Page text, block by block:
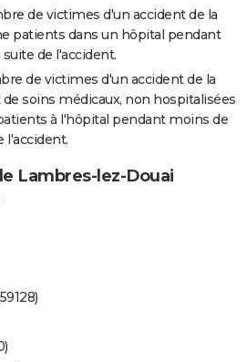
de victimes d'un accident de la
patients dans un hôpital pendant
de l'accident.
de victimes d'un accident de la
soins médicaux, non hospitalisées
à l'hôpital pendant moins de
l'accident.
Lambres-lez-Douai